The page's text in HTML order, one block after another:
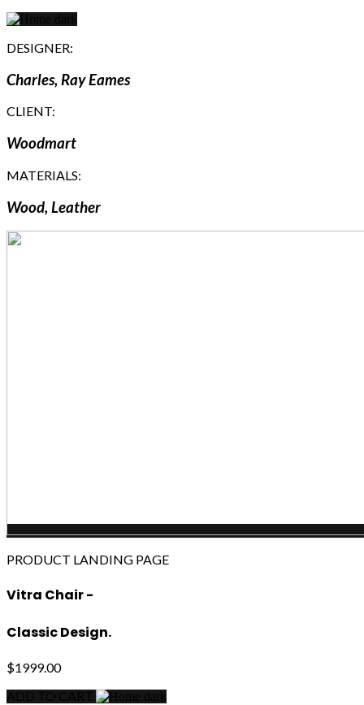
DESIGNER:
Charles, Ray Eames
CLIENT:
Woodmart
MATERIALS:
Wood, Leather
PRODUCT LANDING PAGE
Vitra Chair -
Classic Design.
$1999.00